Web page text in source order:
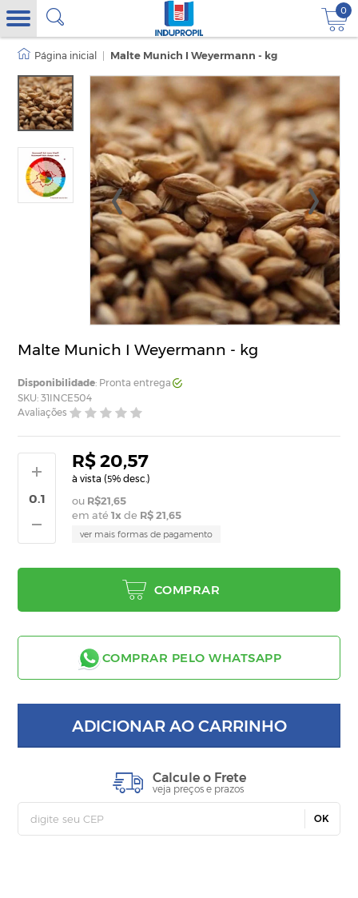
0
Malte Munich I Weyermann - kg
Malte Munich I Weyermann - kg
Disponibilidade: Pronta entrega
SKU: 31INCE504
Avaliações
R$ 20,57
à vista (5% desc.)
R$21,65
em até1x de R$ 21,65
ver mais formas de pagamento
COMPRAR
COMPRAR PELO WHATSAPP
ADICIONAR AO CARRINHO
Calcule o Frete
veja preços e prazos
OK